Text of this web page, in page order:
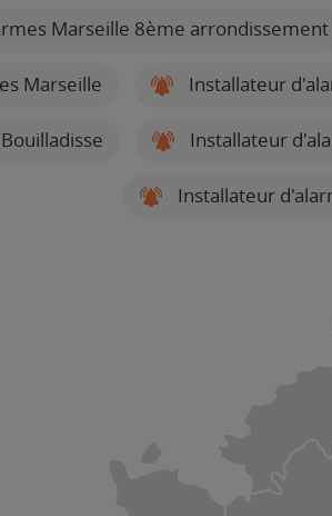
Marseille 8ème arrondissement
Marseille Installateur
Installateur
Installateur